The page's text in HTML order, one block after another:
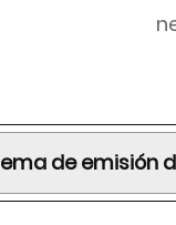
de emisión